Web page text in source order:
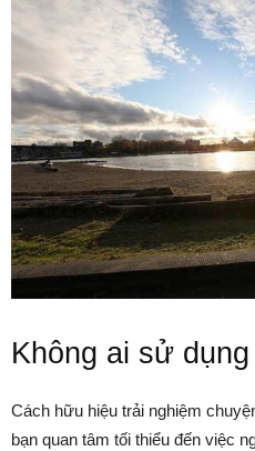
Không ai sử
Cách hữu hiệu trải nghiệm
bạn quan tâm tối thiểu đến việc